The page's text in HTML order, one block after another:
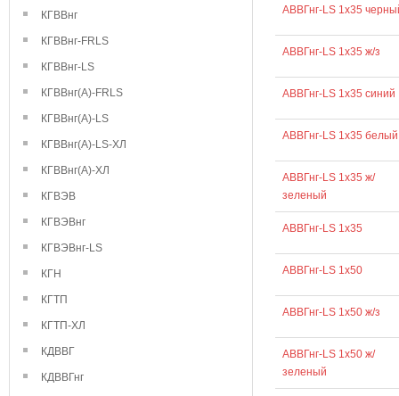
КГВВнг
КГВВнг-FRLS
КГВВнг-LS
КГВВнг(А)-FRLS
КГВВнг(А)-LS
КГВВнг(А)-LS-ХЛ
КГВВнг(А)-ХЛ
КГВЭВ
КГВЭВнг
КГВЭВнг-LS
КГН
КГТП
КГТП-ХЛ
КДВВГ
КДВВГнг
АВВГнг-LS 1х35
АВВГнг-LS 1х35 ж/з
АВВГнг-LS 1х35 синий
АВВГнг-LS 1х35 белый
АВВГнг-LS 1х35 ж/
зеленый
АВВГнг-LS 1х35
АВВГнг-LS 1х50
АВВГнг-LS 1х50 ж/з
АВВГнг-LS 1х50 ж/
зеленый